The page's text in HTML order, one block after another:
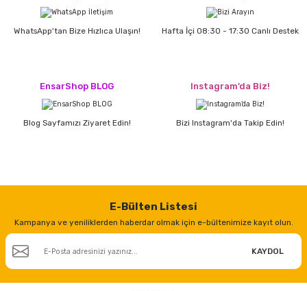
WhatsApp'tan Bize Hızlıca Ulaşın! Hafta İçi 08:30 - 17:30 Canlı Destek
EnsarShop BLOG
Blog Sayfamızı Ziyaret Edin!
Instagram’da Biz!
Bizi Instagram'da Takip Edin!
E-Bülten Listesi
Kampanya ve yeniliklerden haberdar olmak için e-bültenimize kayıt olun.
KAYDOL